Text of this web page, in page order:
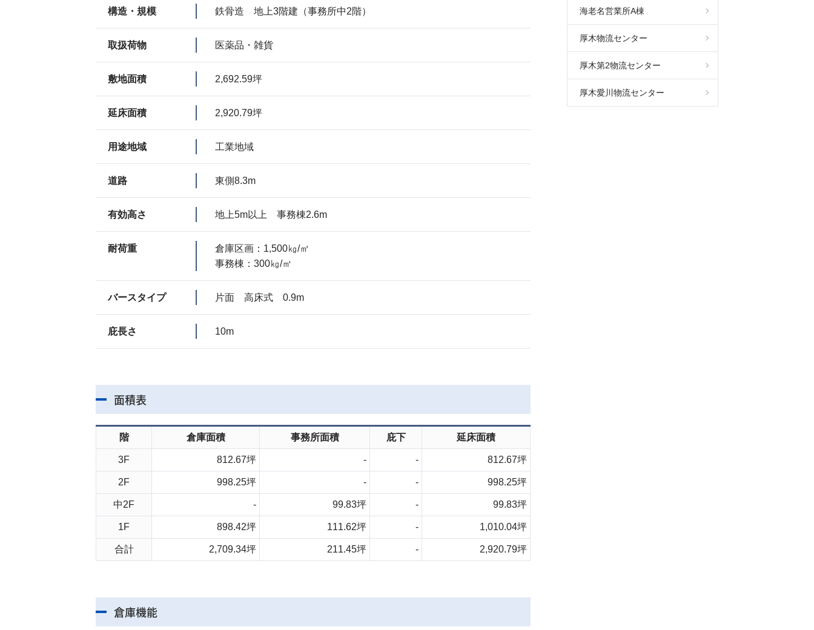
構造・規模 鉄骨造 地上3階建（事務所中2階）
取扱荷物 医薬品・雑貨
敷地面積 2,692.59坪
延床面積 2,920.79坪
用途地域 工業地域
道路 東側8.3m
有効高さ 地上5m以上 事務棟2.6m
耐荷重
倉庫区画：1,500㎏/㎡
事務棟：300㎏/㎡
バースタイプ 片面 高床式 0.9m
庇長さ 10m
面積表
階 倉庫面積 事務所面積 庇下 延床面積
3F 812.67坪 - - 812.67坪
2F 998.25坪 - - 998.25坪
中2F - 99.83坪 - 99.83坪
1F 898.42坪 111.62坪 - 1,010.04坪
合計 2,709.34坪 211.45坪 - 2,920.79坪
倉庫機能
海老名営業所A棟
厚木物流センター
厚木第2物流センター
厚木愛川物流センター